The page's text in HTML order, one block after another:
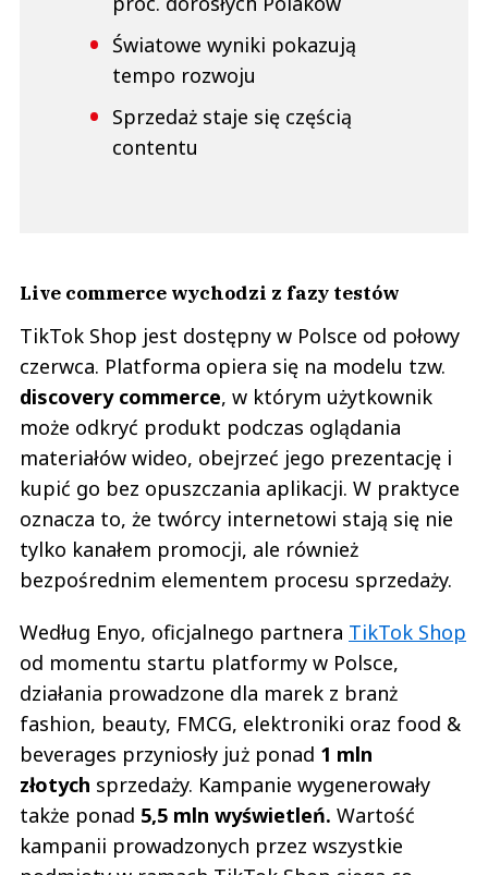
Światowe wyniki pokazują
tempo rozwoju
Sprzedaż staje się częścią
contentu
Live commerce wychodzi z fazy testów
TikTok Shop jest dostępny w Polsce od połowy
czerwca. Platforma opiera się na modelu tzw.
discovery commerce, w którym użytkownik
może odkryć produkt podczas oglądania
materiałów wideo, obejrzeć jego prezentację i
kupić go bez opuszczania aplikacji. W praktyce
oznacza to, że twórcy internetowi stają się nie
tylko kanałem promocji, ale również
bezpośrednim elementem procesu sprzedaży.
Według Enyo, oficjalnego partnera TikTok Shop
od momentu startu platformy w Polsce,
działania prowadzone dla marek z branż
fashion, beauty, FMCG, elektroniki oraz food &
beverages przyniosły już ponad 1 mln
złotych sprzedaży. Kampanie wygenerowały
także ponad 5,5 mln wyświetleń. Wartość
kampanii prowadzonych przez wszystkie